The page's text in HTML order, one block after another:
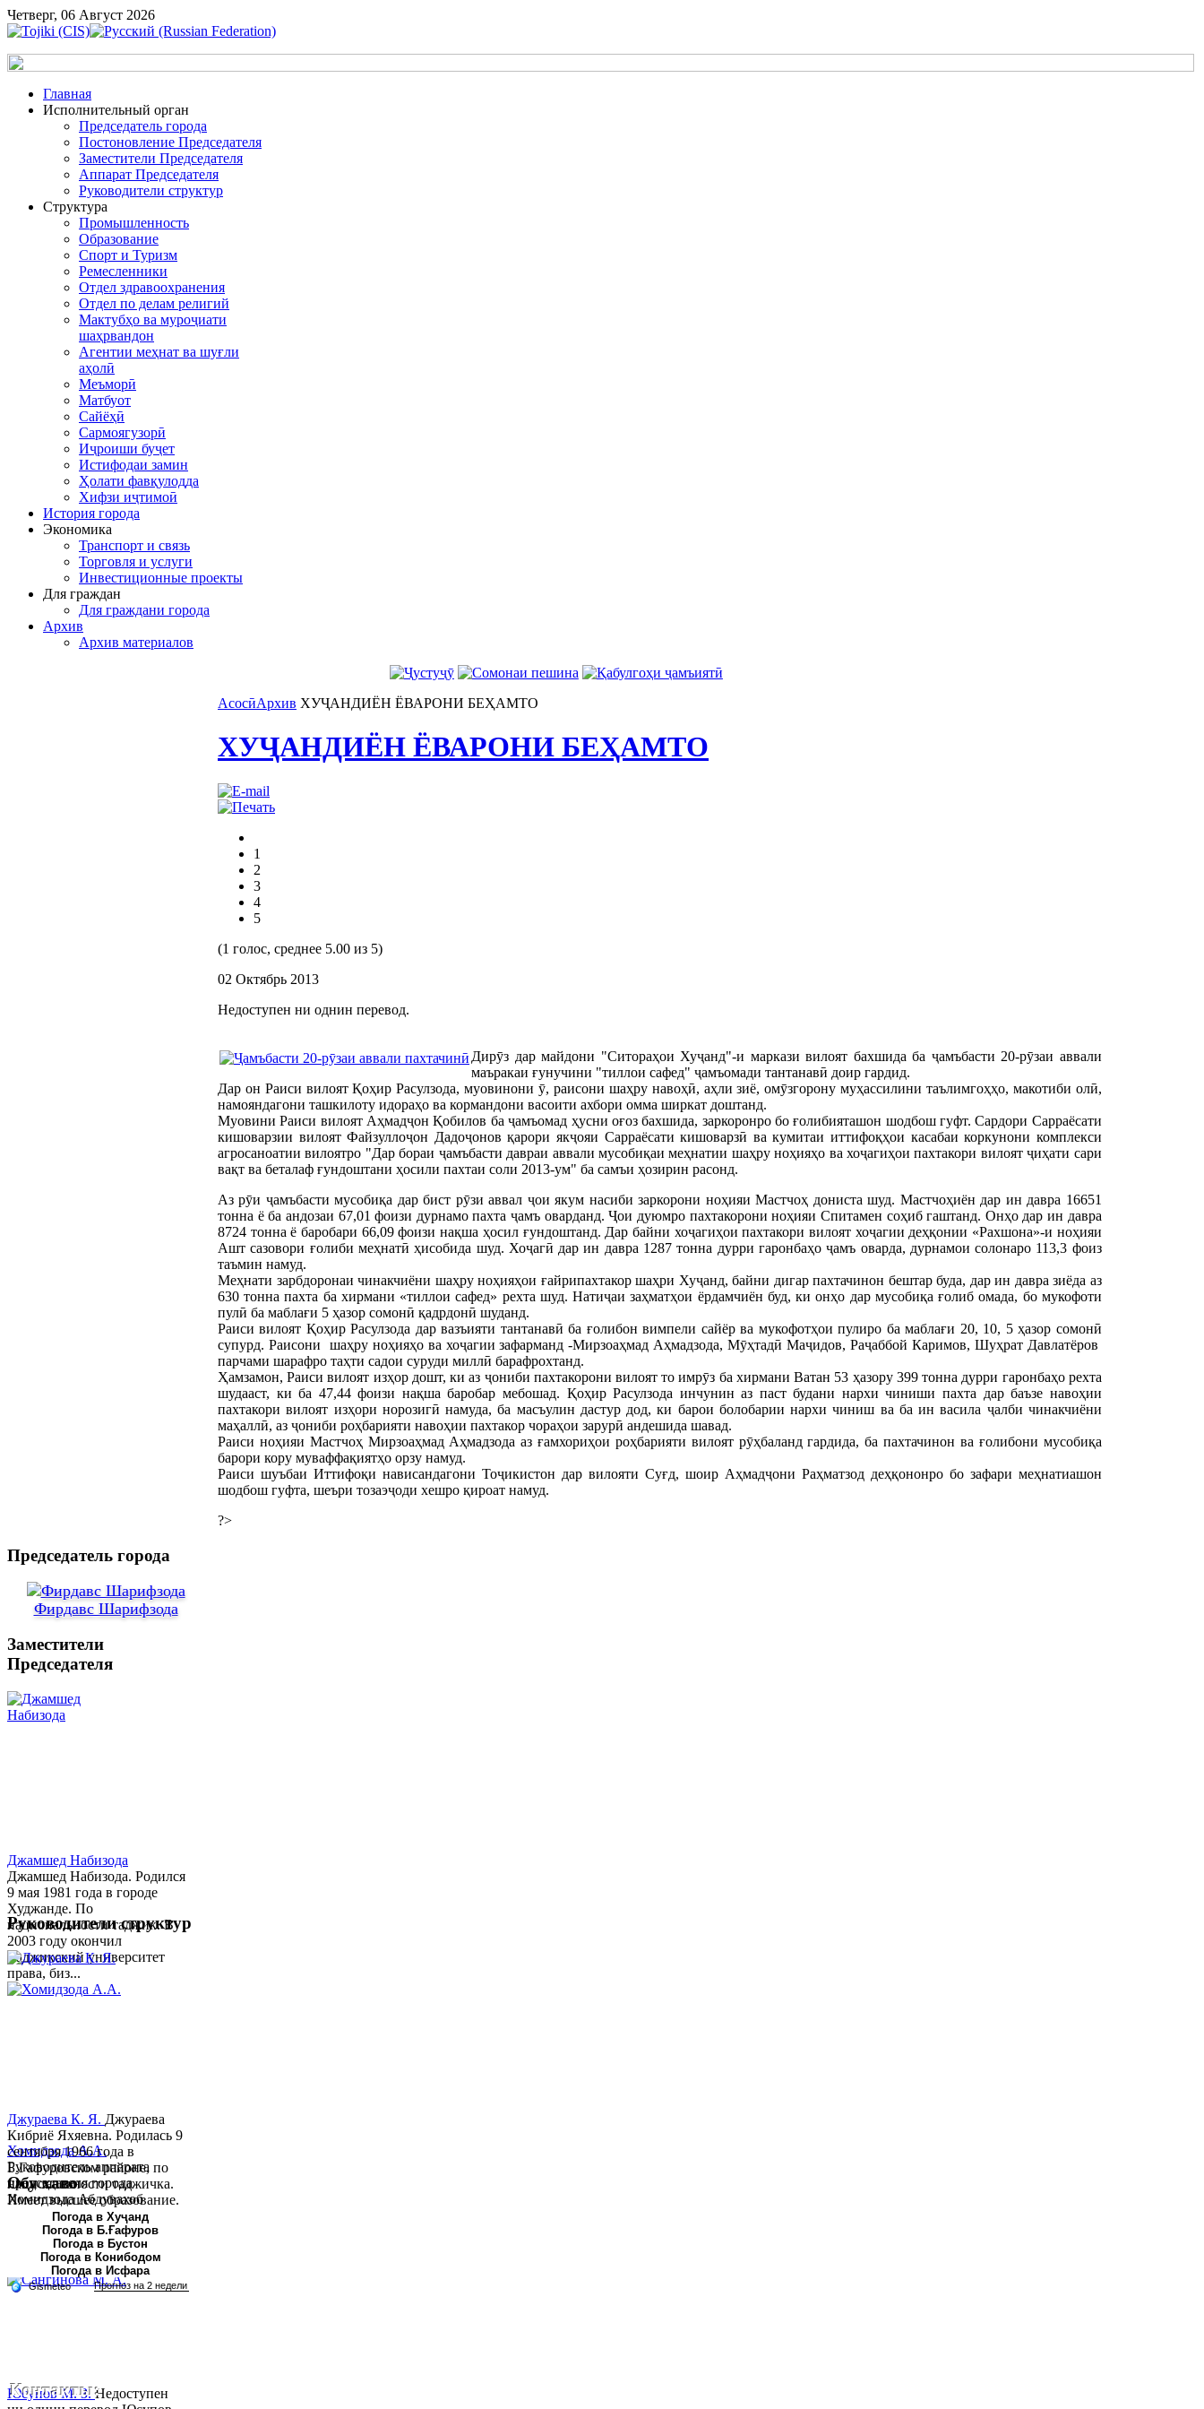
Четверг, 06 Август 2026
Главная
Исполнительный орган
Председатель города
Постоновление Председателя
Заместители Председателя
Аппарат Председателя
Руководители структур
Структура
Промышленность
Образование
Спорт и Туризм
Ремесленники
Отдел здравоохранения
Отдел по делам религий
Мактубҳо ва муроҷиати
шаҳрвандон
Агентии меҳнат ва шуғли
аҳолӣ
Меъморӣ
Матбуот
Сайёҳӣ
Сармоягузорӣ
Иҷроиши буҷет
Истифодаи замин
Ҳолати фавқулодда
Хифзи иҷтимоӣ
История города
Экономика
Транспорт и связь
Торговля и услуги
Инвестиционные проекты
Для граждан
Для граждани города
Архив
Архив материалов
АсосӣАрхив ХУҶАНДИЁН ЁВАРОНИ БЕҲАМТО
ХУҶАНДИЁН ЁВАРОНИ БЕҲАМТО
1
2
3
4
5
(1 голос, среднее 5.00 из 5)
02 Октябрь 2013
Недоступен ни однин перевод.
Дирӯз дар майдони "Ситораҳои Хуҷанд"-и маркази вилоят бахшида ба ҷамъбасти 20-рӯзаи аввали
маъракаи ғунучини "тиллои сафед" ҷамъомади тантанавӣ доир гардид.
Дар он Раиси вилоят Қоҳир Расулзода, муовинони ӯ, раисони шаҳру навоҳӣ, аҳли зиё, омӯзгорону муҳассилини таълимгоҳҳо, макотиби олӣ,
намояндагони ташкилоту идораҳо ва кормандони васоити ахбори омма ширкат доштанд.
Муовини Раиси вилоят Аҳмадҷон Қобилов ба ҷамъомад ҳусни оғоз бахшида, заркоронро бо ғолибияташон шодбош гуфт. Сардори Сарраёсати
кишоварзии вилоят Файзуллоҷон Дадоҷонов қарори якҷояи Сарраёсати кишоварзӣ ва кумитаи иттифоқҳои касабаи коркунони комплекси
агросаноатии вилоятро "Дар бораи ҷамъбасти давраи аввали мусобиқаи меҳнатии шаҳру ноҳияҳо ва хоҷагиҳои пахтакори вилоят ҷиҳати сари
вақт ва беталаф ғундоштани ҳосили пахтаи соли 2013-ум" ба самъи ҳозирин расонд.
Аз рӯи ҷамъбасти мусобиқа дар бист рӯзи аввал ҷои якум насиби заркорони ноҳияи Мастчоҳ дониста шуд. Мастчоҳиён дар ин давра 16651
тонна ё ба андозаи 67,01 фоизи дурнамо пахта ҷамъ оварданд. Ҷои дуюмро пахтакорони ноҳияи Спитамен соҳиб гаштанд. Онҳо дар ин давра
8724 тонна ё баробари 66,09 фоизи нақша ҳосил ғундоштанд. Дар байни хоҷагиҳои пахтакори вилоят хоҷагии деҳқонии «Рахшона»-и ноҳияи
Ашт сазовори ғолиби меҳнатӣ ҳисобида шуд. Хоҷагӣ дар ин давра 1287 тонна дурри гаронбаҳо ҷамъ оварда, дурнамои солонаро 113,3 фоиз
таъмин намуд.
Меҳнати зарбдоронаи чинакчиёни шаҳру ноҳияҳои ғайрипахтакор шаҳри Хуҷанд, байни дигар пахтачинон бештар буда, дар ин давра зиёда аз
630 тонна пахта ба хирмани «тиллои сафед» рехта шуд. Натиҷаи заҳматҳои ёрдамчиён буд, ки онҳо дар мусобиқа ғолиб омада, бо мукофоти
пулӣ ба маблағи 5 ҳазор сомонӣ қадрдонӣ шуданд.
Раиси вилоят Қоҳир Расулзода дар вазъияти тантанавӣ ба ғолибон вимпели сайёр ва мукофотҳои пулиро ба маблағи 20, 10, 5 ҳазор сомонӣ
супурд. Раисони шаҳру ноҳияҳо ва хоҷагии зафарманд -Мирзоаҳмад Аҳмадзода, Мӯҳтадӣ Маҷидов, Раҷаббой Каримов, Шуҳрат Давлатёров
парчами шарафро таҳти садои суруди миллӣ барафрохтанд.
Ҳамзамон, Раиси вилоят изҳор дошт, ки аз ҷониби пахтакорони вилоят то имрӯз ба хирмани Ватан 53 ҳазору 399 тонна дурри гаронбаҳо рехта
шудааст, ки ба 47,44 фоизи нақша баробар мебошад. Қоҳир Расулзода инчунин аз паст будани нархи чиниши пахта дар баъзе навоҳии
пахтакори вилоят изҳори норозигӣ намуда, ба масъулин дастур дод, ки барои болобарии нархи чиниш ва ба ин васила ҷалби чинакчиёни
маҳаллӣ, аз ҷониби роҳбарияти навоҳии пахтакор чораҳои зарурӣ андешида шавад.
Раиси ноҳияи Мастчоҳ Мирзоаҳмад Аҳмадзода аз ғамхориҳои роҳбарияти вилоят рӯҳбаланд гардида, ба пахтачинон ва ғолибони мусобиқа
барори кору муваффақиятҳо орзу намуд.
Раиси шуъбаи Иттифоқи нависандагони Тоҷикистон дар вилояти Суғд, шоир Аҳмадҷони Раҳматзод деҳқононро бо зафари меҳнатиашон
шодбош гуфта, шеъри тозаэҷоди хешро қироат намуд.
?>
Председатель города
Фирдавс Шарифзода
Заместители
Председателя
Джамшед Набизода
Джамшед Набизода. Родился
9 мая 1981 года в городе
Худжанде. По
национальности таджик. В
2003 году окончил
Таджикский университет
права, биз...
Хомидзода А.А.
Руководитель аппарата
председателя города
Хомидзода Абдувахоб
Абдумаджид родился 8
июня 1978 года в городе
Худжанде. По
национальности...
Руководители структур
Джураева К. Я. Джураева
Кибриё Яхяевна. Родилась 9
сентября 1966 года в
Б.Гафуровском районе, по
национальности таджичка.
Имеет высшее образование.
В 1997 ...
Юсупов М. З.Недоступен
Обу хаво
Погода в Хуҷанд
Погода в Б.Ғафуров
Погода в Бустон
Погода в Конибодом
Погода в Исфара
Контакты: